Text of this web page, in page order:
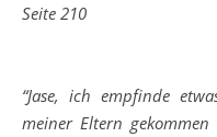
Seite 210
“Jase, ich empfinde
meiner Eltern